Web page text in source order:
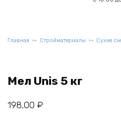
Главная Стройматериалы Сухие
Мел Unis 5 кг
198,00 ₽